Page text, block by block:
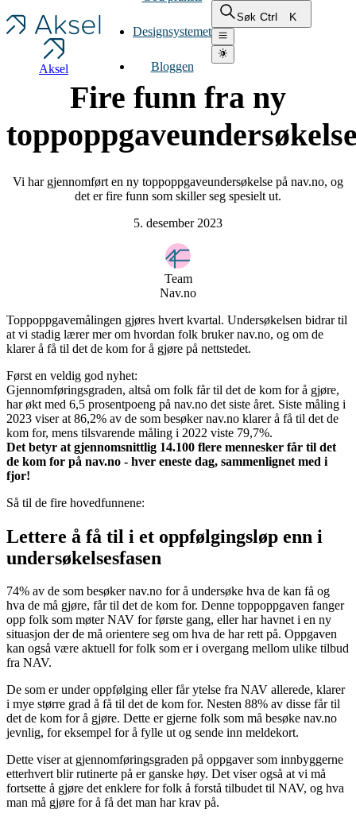
Aksel
Designsystemet
Bloggen
Søk Ctrl K
Fire funn fra ny
Vi har gjennomført en ny toppoppgaveundersøkelse på nav.no, og
det er fire funn som skiller seg spesielt ut.
5. desember 2023
Team
Nav.no
Toppoppgavemålingen gjøres hvert kvartal. Undersøkelsen bidrar til
at vi stadig lærer mer om hvordan folk bruker nav.no, og om de
klarer å få til det de kom for å gjøre på nettstedet.
Først en veldig god nyhet:
Gjennomføringsgraden, altså om folk får til det de kom for å gjøre,
har økt med 6,5 prosentpoeng på nav.no det siste året. Siste måling i
2023 viser at 86,2% av de som besøker nav.no klarer å få til det de
kom for, mens tilsvarende måling i 2022 viste 79,7%.
Det betyr at gjennomsnittlig 14.100 flere mennesker får til det
de kom for på nav.no - hver eneste dag, sammenlignet med i
fjor!
Så til de fire hovedfunnene:
Lettere å få til i et oppfølgingsløp enn i
undersøkelsesfasen
74% av de som besøker nav.no for å undersøke hva de kan få og
hva de må gjøre, får til det de kom for. Denne toppoppgaven fanger
opp folk som møter NAV for første gang, eller har havnet i en ny
situasjon der de må orientere seg om hva de har rett på. Oppgaven
kan også være aktuell for folk som er i overgang mellom ulike tilbud
fra NAV.
De som er under oppfølging eller får ytelse fra NAV allerede, klarer
i mye større grad å få til det de kom for. Nesten 88% av disse får til
det de kom for å gjøre. Dette er gjerne folk som må besøke nav.no
jevnlig, for eksempel for å fylle ut og sende inn meldekort.
Dette viser at gjennomføringsgraden på oppgaver som innbyggerne
etterhvert blir rutinerte på er ganske høy. Det viser også at vi må
fortsette å gjøre det enklere for folk å forstå tilbudet til NAV, og hva
man må gjøre for å få det man har krav på.